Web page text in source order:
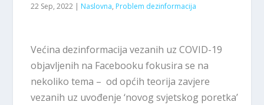
22 Sep, 2022 | Naslovna, Problem dezinformacija
Većina dezinformacija vezanih uz COVID-19
objavljenih na Facebooku fokusira se na
nekoliko tema – od općih teorija zavjere
vezanih uz uvođenje ‘novog svjetskog poretka’